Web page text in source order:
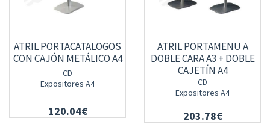
ATRIL PORTACATALOGOS
CON CAJÓN METÁLICO A4
CD
Expositores A4
120.04€
ATRIL PORTAMENU A
DOBLE CARA A3 + DOBLE
CAJETÍN A4
CD
Expositores A4
203.78€